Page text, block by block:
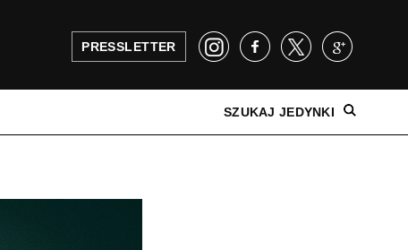
PRESSLETTER
SZUKAJ JEDYNKI